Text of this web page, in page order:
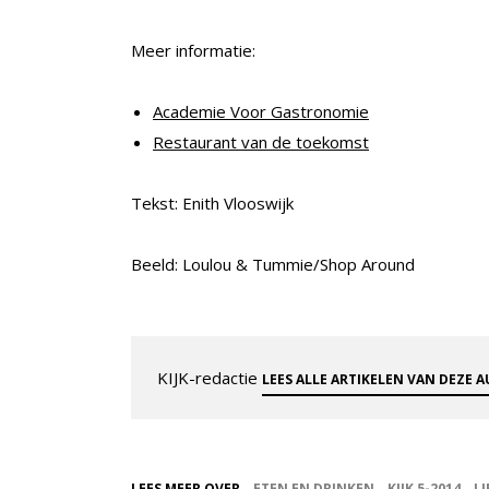
Meer informatie:
Academie Voor Gastronomie
Restaurant van de toekomst
Tekst: Enith Vlooswijk
Beeld: Loulou & Tummie/Shop Around
KIJK-redactie LEES ALLE ARTIKELEN VAN DEZE